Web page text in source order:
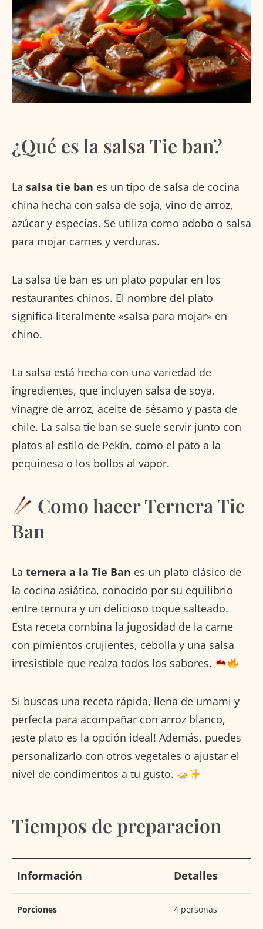
¿Qué es la salsa Tie ban?
La salsa tie ban es un tipo de salsa de cocina
china hecha con salsa de soja, vino de arroz,
azúcar y especias. Se utiliza como adobo o salsa
para mojar carnes y verduras.
La salsa tie ban es un plato popular en los
restaurantes chinos. El nombre del plato
significa literalmente «salsa para mojar» en
chino.
La salsa está hecha con una variedad de
ingredientes, que incluyen salsa de soya,
vinagre de arroz, aceite de sésamo y pasta de
chile. La salsa tie ban se suele servir junto con
platos al estilo de Pekín, como el pato a la
pequinesa o los bollos al vapor.
Como hacer Ternera Tie
Ban
La ternera a la Tie Ban es un plato clásico de
la cocina asiática, conocido por su equilibrio
entre ternura y un delicioso toque salteado.
Esta receta combina la jugosidad de la carne
con pimientos crujientes, cebolla y una salsa
irresistible que realza todos los sabores.
Si buscas una receta rápida, llena de umami y
perfecta para acompañar con arroz blanco,
¡este plato es la opción ideal! Además, puedes
personalizarlo con otros vegetales o ajustar el
nivel de condimentos a tu gusto.
Tiempos de preparacion
Información Detalles
Porciones 4 personas